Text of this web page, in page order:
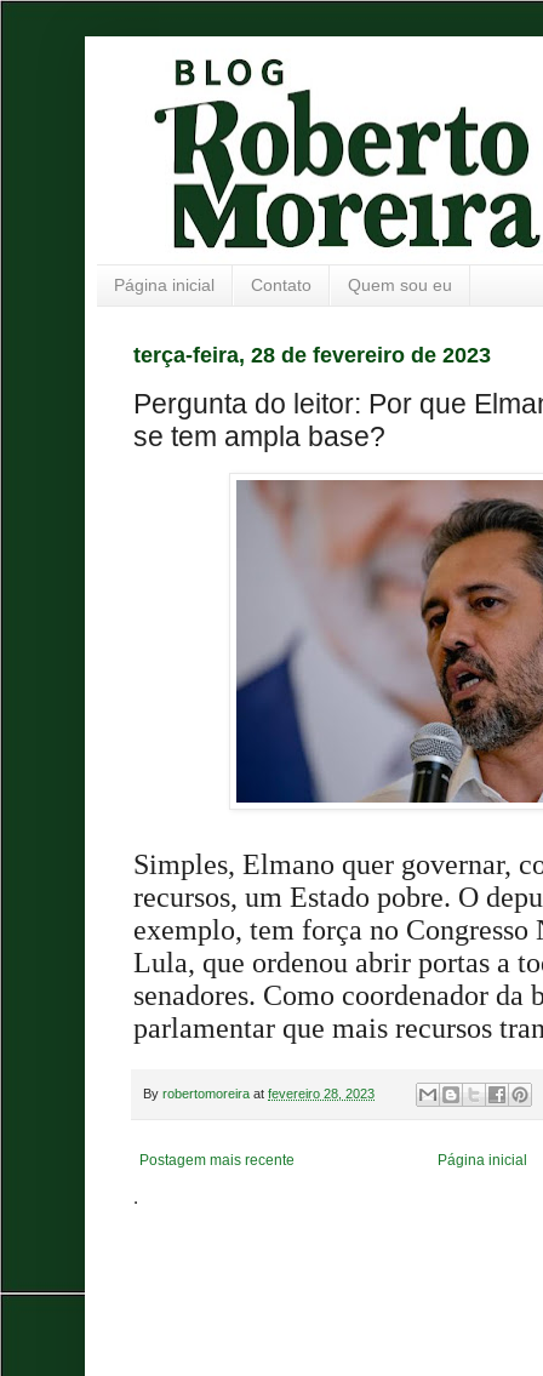
Página inicial Contato Quem sou eu
terça-feira, 28 de fevereiro de 2023
Pergunta do leitor: Por que
se tem ampla base?
Simples, Elmano quer governar,
recursos, um Estado pobre. O
exemplo, tem força no Congresso
Lula, que ordenou abrir portas a
senadores. Como coordenador da
parlamentar que mais recursos
By robertomoreira at fevereiro 28, 2023
Postagem mais recente Página inicial
.